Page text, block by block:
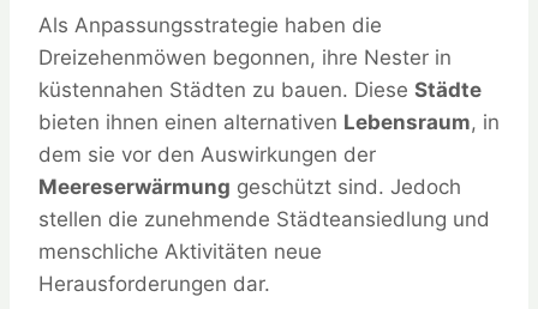
Als Anpassungsstrategie haben die
Dreizehenmöwen begonnen, ihre Nester in
küstennahen Städten zu bauen. Diese Städte
bieten ihnen einen alternativen Lebensraum, in
dem sie vor den Auswirkungen der
Meereserwärmung geschützt sind. Jedoch
stellen die zunehmende Städteansiedlung und
menschliche Aktivitäten neue
Herausforderungen dar.